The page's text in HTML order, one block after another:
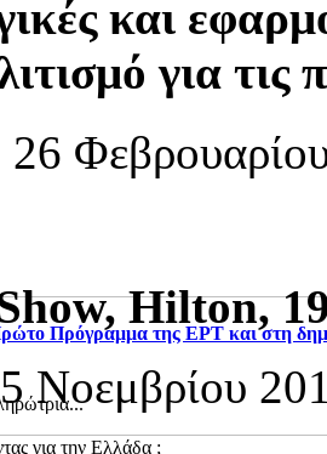
Πρόγραμμα της ΕΡΤ και στη
και
για τις
Hilton,
Νοεμβρίου